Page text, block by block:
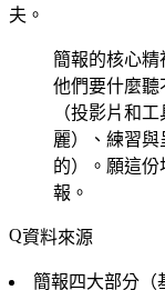
夫。
簡報的核心精
他們要什麼聽
（投影片和
麗）、練習
的）。願這
報。
資料來源
簡報四大部分（